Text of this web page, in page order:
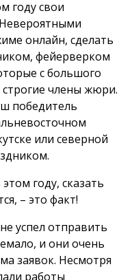
году свои
онлайн, сделать
фейерверком
с большого
строгие члены жюри.
победитель
или северной
году, сказать
– это факт!
успел отправить
и они очень
заявок. Несмотря
работы